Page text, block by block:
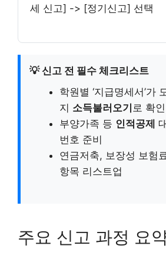
세 신고] -> [정기신고] 선택
💡 신고 전 필수 체크리스트
학원별 ‘지급명세서’가
지 소득불러오기 로 확인
부양가족 등 인적공제
번호 준비
연금저축, 보장성 보험
항목 리스트업
주요 신고 과정 요